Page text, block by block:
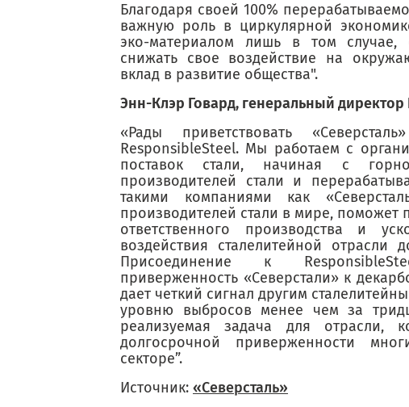
Благодаря своей 100%
важную роль в циркулярной
эко-материалом лишь в том случае,
снижать свое воздействие на
вклад в развитие общества".
Энн-Клэр Говард, генеральный директор
«Рады приветствовать
ResponsibleSteel. Мы работаем с
поставок стали, начиная с
производителей стали и
такими компаниями как
производителей стали в мире, поможет
ответственного производства и
воздействия сталелитейной отрасли
Присоединение к
приверженность «Северстали» к
дает четкий сигнал другим
уровню выбросов менее чем за
реализуемая задача для отрасли,
долгосрочной приверженности
секторе”.
Источник: «Северсталь»